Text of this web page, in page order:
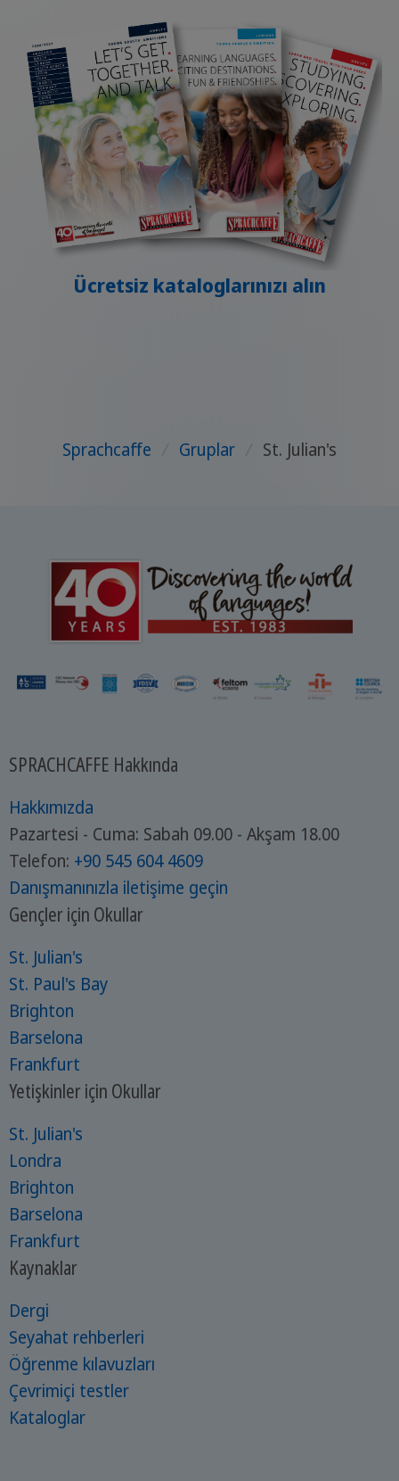
Ücretsiz kataloglarınızı alın
Sprachcaffe Gruplar St. Julian's
SPRACHCAFFE Hakkında
Hakkımızda
Pazartesi - Cuma: Sabah 09.00 - Akşam 18.00
Telefon: +90 545 604 4609
Danışmanınızla iletişime geçin
Gençler için Okullar
St. Julian's
St. Paul's Bay
Brighton
Barselona
Frankfurt
Yetişkinler için Okullar
St. Julian's
Londra
Brighton
Barselona
Frankfurt
Kaynaklar
Dergi
Seyahat rehberleri
Öğrenme kılavuzları
Çevrimiçi testler
Kataloglar